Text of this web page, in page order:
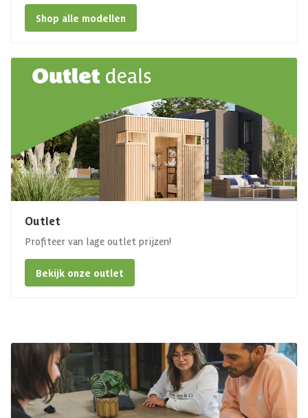
Shop alle modellen
Outlet
Profiteer van lage outlet prijzen!
Bekijk onze outlet